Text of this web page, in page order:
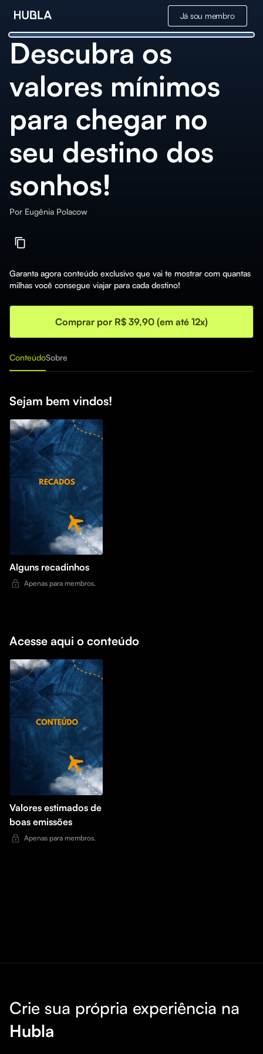
Já sou membro
Descubra os
valores mínimos
para chegar no
seu destino dos
sonhos!
Por Eugênia Polacow
Garanta agora conteúdo exclusivo que vai te mostrar com quantas
milhas você consegue viajar para cada destino!
Comprar por R$ 39,90 (em até 12x)
ConteúdoSobre
Sejam bem vindos!
Alguns recadinhos
Apenas para membros.
Acesse aqui o conteúdo
Valores estimados de
boas emissões
Apenas para membros.
Crie sua própria experiência na
Hubla